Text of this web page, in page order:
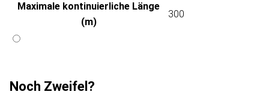
Maximale kontinuierliche Länge
(m)
300
Noch Zweifel?